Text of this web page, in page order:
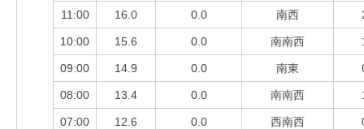
11:00 16.0 0.0 南西
10:00 15.6 0.0 南南西
09:00 14.9 0.0 南東
08:00 13.4 0.0 南南西
07:00 12.6 0.0 西南西